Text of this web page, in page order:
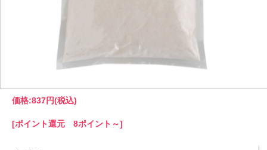
価格:837円(税込)
[ポイント還元 8ポイント～]